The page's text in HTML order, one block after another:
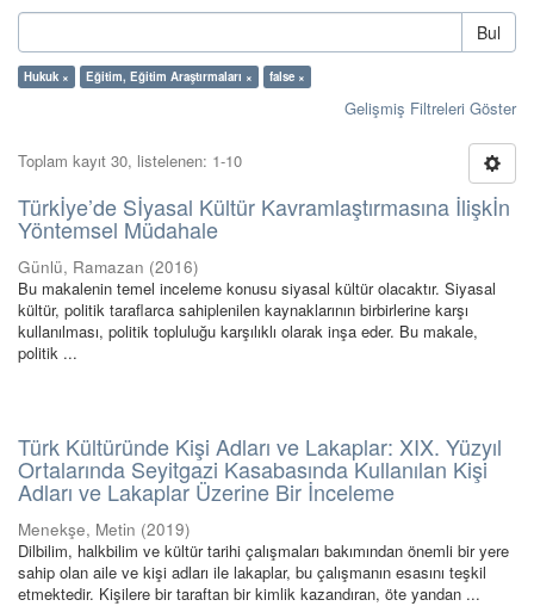
Bul
Hukuk × Eğitim, Eğitim Araştırmaları × false ×
Gelişmiş Filtreleri Göster
Toplam kayıt 30, listelenen: 1-10
Türkİye’de Sİyasal Kültür Kavramlaştırmasına İlişkİn
Yöntemsel Müdahale
Günlü, Ramazan (2016)
Bu makalenin temel inceleme konusu siyasal kültür olacaktır. Siyasal
kültür, politik taraflarca sahiplenilen kaynaklarının birbirlerine karşı
kullanılması, politik topluluğu karşılıklı olarak inşa eder. Bu makale,
politik ...
Türk Kültüründe Kişi Adları ve Lakaplar: XIX. Yüzyıl
Ortalarında Seyitgazi Kasabasında Kullanılan Kişi
Adları ve Lakaplar Üzerine Bir İnceleme
Menekşe, Metin (2019)
Dilbilim, halkbilim ve kültür tarihi çalışmaları bakımından önemli bir yere
sahip olan aile ve kişi adları ile lakaplar, bu çalışmanın esasını teşkil
etmektedir. Kişilere bir taraftan bir kimlik kazandıran, öte yandan ...